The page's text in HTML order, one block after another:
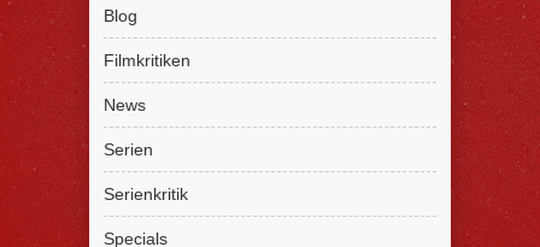
Blog
Filmkritiken
News
Serien
Serienkritik
Specials